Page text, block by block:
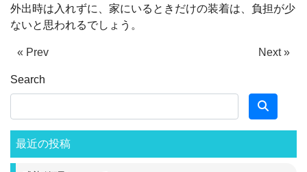
外出時は入れずに、家にいるときだけの装着は、負担が少
ないと思われるでしょう。
« Prev Next »
Search
最近の投稿